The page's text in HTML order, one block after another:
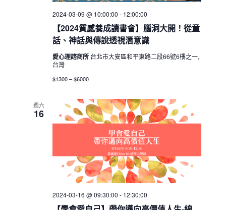
【2024質感養成讀書會】腦洞大開！從童
話、神話與傳說透視潛意識
2024-03-09 @ 10:00:00 - 12:00:00
愛心理諮商所 台北市大安區和平東路二段66號6樓之一,
台灣
$1300 – $6000
週六
16
2024-03-16 @ 09:30:00 - 12:30:00